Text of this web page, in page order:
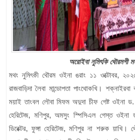
অরোইবা নুমিৎকি থৌরমগী
মথং নুমিৎকী থৌরম ওইনা ঙরাং ১১ ওক্টোবর,
রাজবাড়িদা লৈবা মান্ডোপতা পাংথোকখি।
ময়াই তাংবল লৌবা মিফম অদুদা চীফ গেষ্ট ওইনা
হেরিটেজ, মণিপুর, অমসুং স্পিসিএল গেস্ত ওইনা
ডিরেক্টর, ফুঙ্গা হেরিটেজ, মণিপুর না শরুক য়াখি।